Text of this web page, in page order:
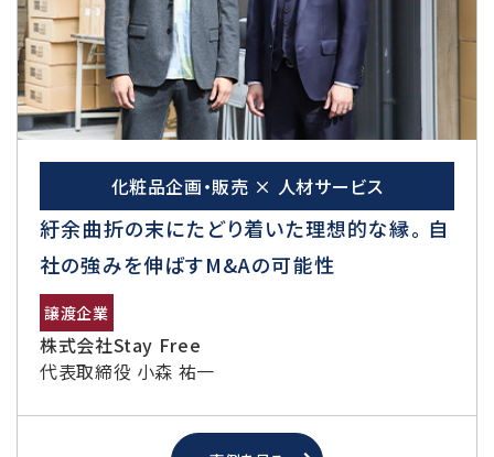
化粧品企画・販売 × 人材サービス
紆余曲折の末にたどり着いた理想的な縁。 自
社の強みを伸ばすM&Aの可能性
譲渡企業
株式会社Stay Free
代表取締役 小森 祐一